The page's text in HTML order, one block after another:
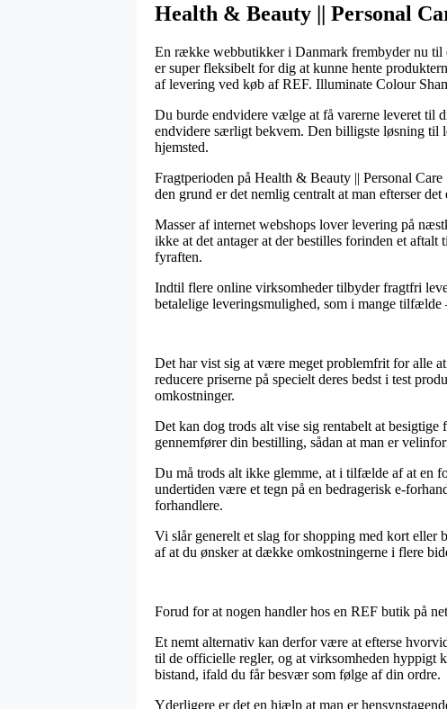
Health & Beauty || Personal
En række webbutikker i Danmark frembyder nu til
er super fleksibelt for dig at kunne hente
af levering ved køb af REF. Illuminate Colour
Du burde endvidere vælge at få varerne leveret til
endvidere særligt bekvem. Den billigste løsning til
hjemsted.
Fragtperioden på Health & Beauty || Personal
den grund er det nemlig centralt at man efterser
Masser af internet webshops lover levering på
ikke at det antager at der bestilles forinden et
fyraften.
Indtil flere online virksomheder tilbyder fragtfri
betalelige leveringsmulighed, som i mange
Det har vist sig at være meget problemfrit for alle
reducere priserne på specielt deres bedst i test
omkostninger.
Det kan dog trods alt vise sig rentabelt at
gennemfører din bestilling, sådan at man er
Du må trods alt ikke glemme, at i tilfælde af at en
undertiden være et tegn på en bedragerisk e-
forhandlere.
Vi slår generelt et slag for shopping med kort
af at du ønsker at dække omkostningerne i flere
Forud for at nogen handler hos en REF butik på
Et nemt alternativ kan derfor være at efterse
til de officielle regler, og at virksomheden hyppigt
bistand, ifald du får besvær som følge af din ordre.
Yderligere er det en hjælp at man er